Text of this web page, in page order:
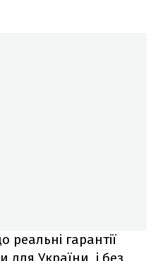
гарантії
для України, і без